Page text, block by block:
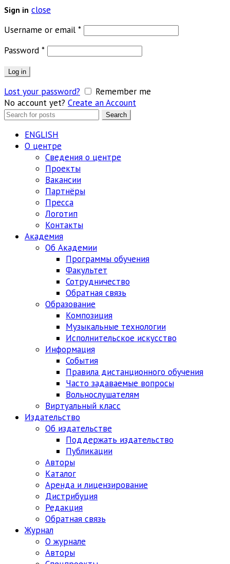
Sign in close
Username or email *Обязательно
Password *Обязательно
Log in
Lost your password?
Remember me
No account yet? Create an Account
Search
Search
ENGLISH
О центре
Сведения о центре
Проекты
Вакансии
Партнёры
Пресса
Логотип
Контакты
Академия
Об Академии
Программы обучения
Факультет
Сотрудничество
Обратная связь
Образование
Композиция
Музыкальные технологии
Исполнительское искусство
Информация
События
Правила дистанционного обучения
Часто задаваемые вопросы
Вольнослушателям
Виртуальный класс
Издательство
Об издательстве
Поддержать издательство
Публикации
Авторы
Каталог
Аренда и лицензирование
Дистрибуция
Редакция
Обратная связь
Журнал
О журнале
Авторы